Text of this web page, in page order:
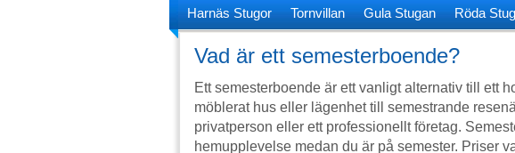
Harnäs Stugor Tornvillan Gula Stugan Röda
Vad är ett semesterboende?
Ett semesterboende är ett vanligt alternativ till ett
möblerat hus eller lägenhet till semestrande
privatperson eller ett professionellt företag.
hemupplevelse medan du är på semester. Priser